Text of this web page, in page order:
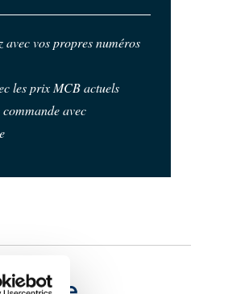
avec vos propres numéros
les prix MCB actuels
avec